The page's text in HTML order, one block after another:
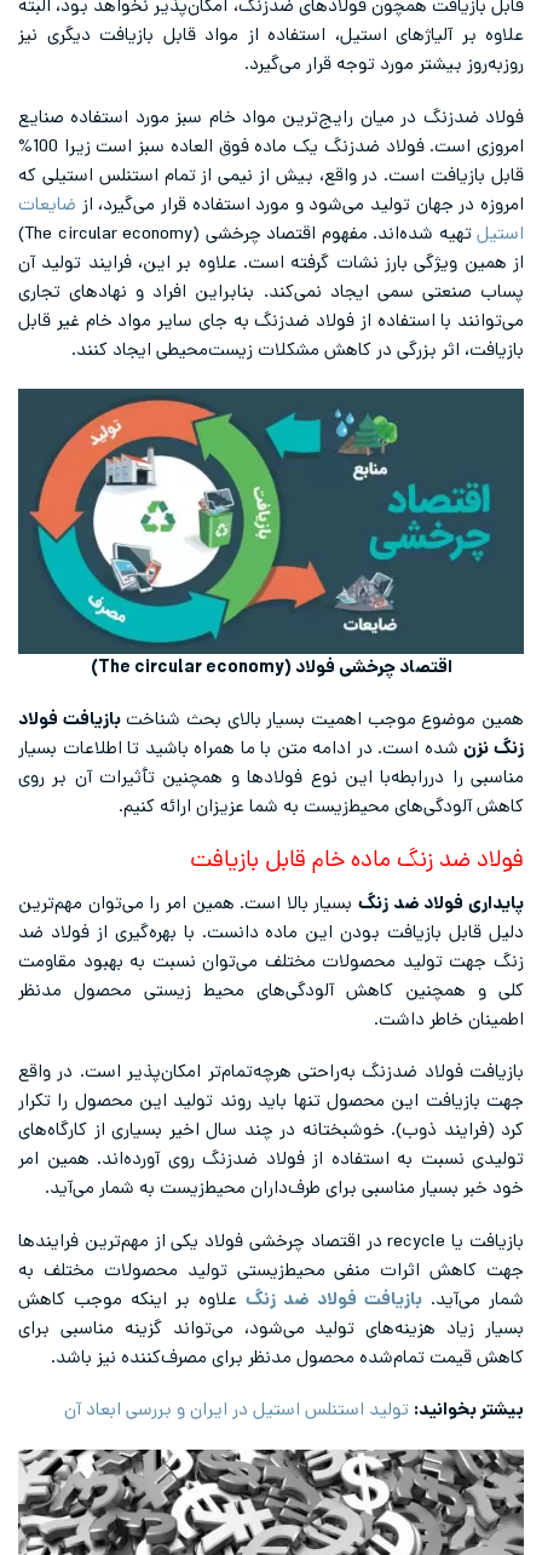
قابل بازیافت همچون فولاد‌های ضدزنگ، امکان‌پذیر نخواهد بود، البته
علاوه بر آلیاژهای استیل، استفاده از مواد قابل بازیافت دیگری نیز
روز‌به‌روز بیشتر مورد توجه قرار می‌گیرد.
فولاد ضدزنگ در میان رایج‌ترین مواد خام سبز مورد استفاده صنایع
امروزی است. فولاد ضدزنگ یک ماده فوق العاده سبز است زیرا 100%
قابل بازیافت است. در واقع، بیش از نیمی از تمام استنلس استیلی که
امروزه در جهان تولید می‌شود و مورد استفاده قرار می‌گیرد، از ضایعات
استیل
تهیه شده‌اند. مفهوم اقتصاد چرخشی (The circular economy)
از همین ویژگی بارز نشات گرفته است. علاوه بر این، فرایند تولید آن
پساب صنعتی سمی ایجاد نمی‌کند. بنابراین افراد و نهادهای تجاری
می‌توانند با استفاده از فولاد ضدزنگ به جای سایر مواد خام غیر قابل
بازیافت، اثر بزرگی در کاهش مشکلات زیست‌محیطی ایجاد کنند.
اقتصاد چرخشی فولاد (The circular economy)
همین موضوع موجب اهمیت بسیار بالای بحث شناختبازیافت فولاد
زنگ نزنشده است. در ادامه متن با ما همراه باشید تا اطلاعات بسیار
مناسبی را دررابطه‌با این نوع فولادها و همچنین تأثیرات آن بر روی
کاهش آلودگی‌های محیط‌زیست به شما عزیزان ارائه کنیم.
فولاد ضد زنگ ماده خام قابل بازیافت
پایداری فولاد ضد زنگبسیار بالا است. همین امر را می‌توان مهم‌ترین
دلیل قابل بازیافت بودن این ماده دانست. با بهره‌گیری از فولاد ضد
زنگ جهت تولید محصولات مختلف می‌توان نسبت به بهبود مقاومت
کلی و همچنین کاهش آلودگی‌های محیط زیستی محصول مدنظر
اطمینان خاطر داشت.
بازیافت فولاد ضدزنگ به‌راحتی هرچه‌تمام‌تر امکان‌پذیر است. در واقع
جهت بازیافت این محصول تنها باید روند تولید این محصول را تکرار
کرد (فرایند ذوب). خوشبختانه در چند سال اخیر بسیاری از کارگاه‌های
تولیدی نسبت به استفاده از فولاد ضدزنگ روی آورده‌اند. همین امر
خود خبر بسیار مناسبی برای طرف‌داران محیط‌زیست به شمار می‌آید.
بازیافت یا recycle در اقتصاد چرخشی فولاد یکی از مهم‌ترین فرایندها
جهت کاهش اثرات منفی محیط‌زیستی تولید محصولات مختلف به
شمار می‌آید. بازیافت فولاد ضد زنگ علاوه بر اینکه موجب کاهش
بسیار زیاد هزینه‌های تولید می‌شود، می‌تواند گزینه مناسبی برای
کاهش قیمت تمام‌شده محصول مدنظر برای مصرف‌کننده نیز باشد.
بیشتر بخوانید: تولید استنلس استیل در ایران و بررسی ابعاد آن